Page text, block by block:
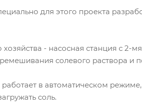
для этого проекта
хозяйства - насосная станция с
солевого раствора и
в автоматическом
соль.